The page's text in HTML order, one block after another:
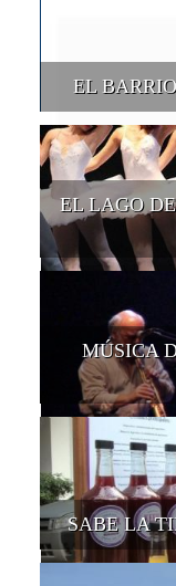
EL
EL LAGO
MÚSICA
SABE LA